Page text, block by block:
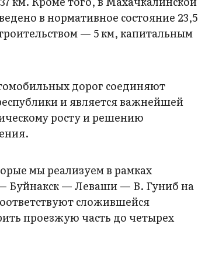
в нормативное состояние 23,5
— 5 км, капитальным
дорог соединяют
и является важнейшей
росту и решению
мы реализуем в рамках
Буйнакск — Леваши — В. Гуниб на
сложившейся
проезжую часть до четырех